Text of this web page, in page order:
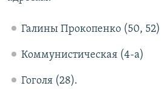
Галины Прокопенко (50, 52)
Коммунистическая (4-а)
Гоголя (28).